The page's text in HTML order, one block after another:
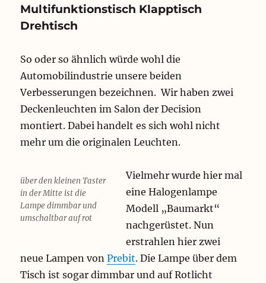
i
u
s
k
e
l
e
r
g
a
s
s
t
Multifunktionstisch Klapptisch
Drehtisch
So oder so ähnlich würde wohl die
Automobilindustrie unsere beiden
Verbesserungen bezeichnen. Wir haben zwei
Deckenleuchten im Salon der Decision
montiert. Dabei handelt es sich wohl nicht
mehr um die originalen Leuchten.
über den kleinen Taster
in der Mitte ist die
Lampe dimmbar und
umschaltbar auf rot
Vielmehr wurde hier mal
eine Halogenlampe
Modell „Baumarkt“
nachgerüstet.Nun
erstrahlen hier zwei
neue Lampen vonPrebit. Die Lampe über dem
Tisch ist sogar dimmbar und auf Rotlicht